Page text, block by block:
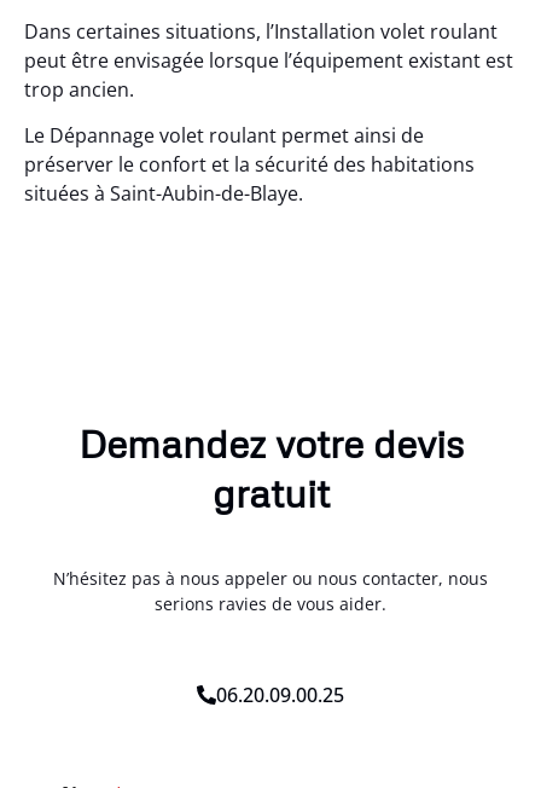
Dans certaines situations, l’Installation volet roulant
peut être envisagée lorsque l’équipement existant est
trop ancien.
Le Dépannage volet roulant permet ainsi de
préserver le confort et la sécurité des habitations
situées à Saint-Aubin-de-Blaye.
Demandez votre devis
gratuit
N’hésitez pas à nous appeler ou nous contacter, nous
serions ravies de vous aider.
06.20.09.00.25